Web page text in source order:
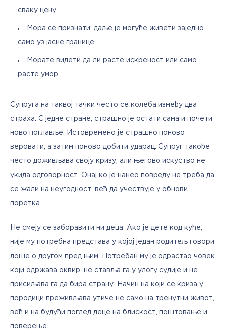
сваку цену.
Мора се признати: даље је могуће живети заједно
само уз јасне границе.
Морате видети да ли расте искреност или само
расте умор.
Супруга на таквој тачки често се колеба између два
страха. С једне стране, страшно је остати сама и почети
ново поглавље. Истовремено је страшно поново
веровати, а затим поново добити ударац. Супруг такође
често доживљава своју кризу, али његово искуство не
укида одговорност. Онај ко је нанео повреду не треба да
се жали на неугодност, већ да учествује у обнови
поретка.
Не смеју се заборавити ни деца. Ако је дете код куће,
није му потребна представа у којој један родитељ говори
лоше о другом пред њим. Потребан му је одрастао човек
који одржава оквир, не ставља га у улогу судије и не
присиљава га да бира страну. Начин на који се криза у
породици преживљава утиче не само на тренутни живот,
већ и на будући поглед деце на блискост, поштовање и
поверење.